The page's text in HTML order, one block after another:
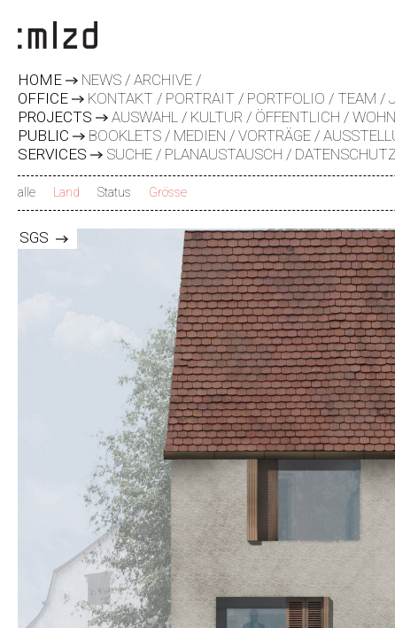
HOME NEWS
ARCHIVE
OFFICE
KONTAKT PORTRAIT PORTFOLIO TEAM
PROJECTS
AUSWAHL KULTUR ÖFFENTLICH
PUBLIC
BOOKLETS MEDIEN VORTRÄGE
SERVICES
SUCHE PLANAUSTAUSCH
alle Land Status Grösse
SGS